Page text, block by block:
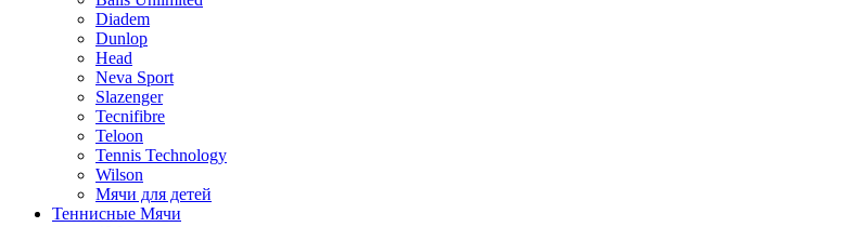
Diadem
Dunlop
Head
Neva Sport
Slazenger
Tecnifibre
Teloon
Tennis Technology
Wilson
Мячи для детей
Теннисные Мячи